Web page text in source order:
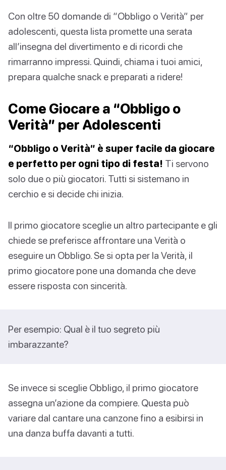
Con oltre 50 domande di “Obbligo o Verità” per
adolescenti, questa lista promette una serata
all’insegna del divertimento e di ricordi che
rimarranno impressi. Quindi, chiama i tuoi amici,
prepara qualche snack e preparati a ridere!
Come Giocare a “Obbligo o
Verità” per Adolescenti
“Obbligo o Verità” è super facile da giocare
e perfetto per ogni tipo di festa! Ti servono
solo due o più giocatori. Tutti si sistemano in
cerchio e si decide chi inizia.
Il primo giocatore sceglie un altro partecipante e gli
chiede se preferisce affrontare una Verità o
eseguire un Obbligo. Se si opta per la Verità, il
primo giocatore pone una domanda che deve
essere risposta con sincerità.
Per esempio: Qual è il tuo segreto più
imbarazzante?
Se invece si sceglie Obbligo, il primo giocatore
assegna un’azione da compiere. Questa può
variare dal cantare una canzone fino a esibirsi in
una danza buffa davanti a tutti.